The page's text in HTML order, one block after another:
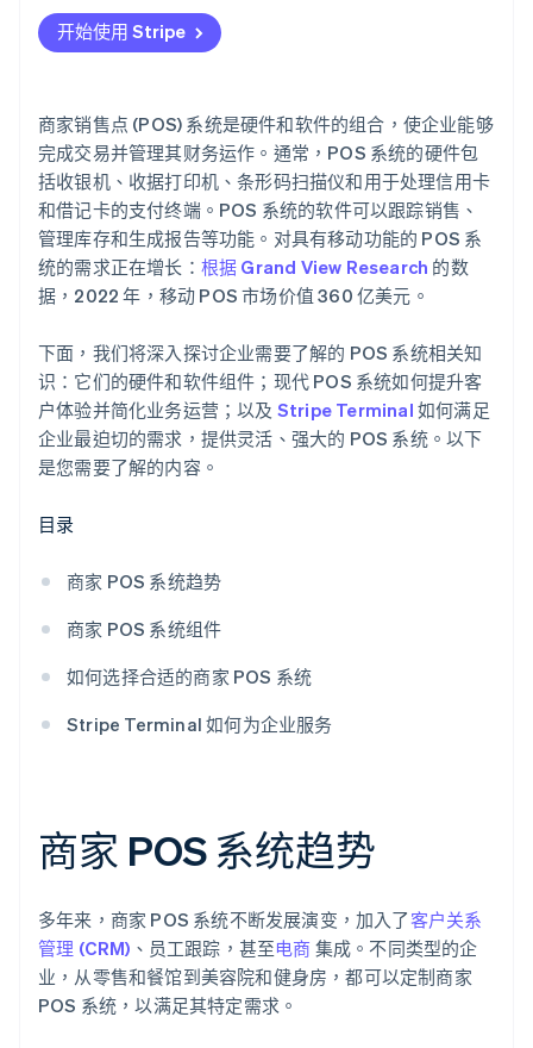
硬件
软件
开始使用 Stripe
商家销售点 (POS) 系统是硬件和软件的组合，使企业能够
完成交易并管理其财务运作。通常，POS 系统的硬件包
括收银机、收据打印机、条形码扫描仪和用于处理信用卡
和借记卡的支付终端。POS 系统的软件可以跟踪销售、
管理库存和生成报告等功能。对具有移动功能的 POS 系
统的需求正在增长： 根据 Grand View Research 的数
据，2022 年，移动 POS 市场价值 360 亿美元。
下面，我们将深入探讨企业需要了解的 POS 系统相关知
识：它们的硬件和软件组件；现代 POS 系统如何提升客
户体验并简化业务运营；以及 Stripe Terminal 如何满足
企业最迫切的需求，提供灵活、强大的 POS 系统。以下
是您需要了解的内容。
目录
商家 POS 系统趋势
商家 POS 系统组件
如何选择合适的商家 POS 系统
Stripe Terminal 如何为企业服务
商家 POS 系统趋势
多年来，商家 POS 系统不断发展演变，加入了 客户关系
管理 (CRM) 、员工跟踪，甚至电商 集成。不同类型的企
业，从零售和餐馆到美容院和健身房，都可以定制商家
POS 系统，以满足其特定需求。